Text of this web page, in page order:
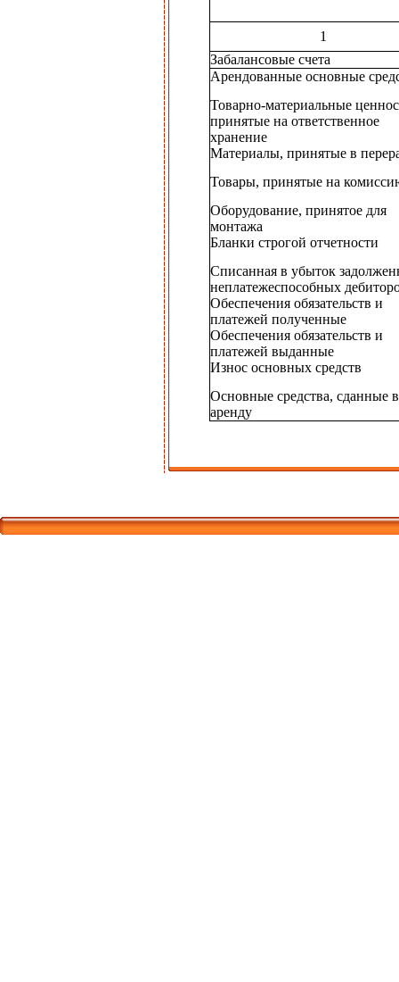
1
Забалансовые счета
Арендованные основные
Товарно-материальные
принятые на ответственное
хранение
Материалы, принятые в
Товары, принятые на
Оборудование, принятое для
монтажа
Бланки строгой отчетности
Списанная в убыток
неплатежеспособных
Обеспечения обязательств и
платежей полученные
Обеспечения обязательств и
платежей выданные
Износ основных средств
Основные средства, сданные в
аренду